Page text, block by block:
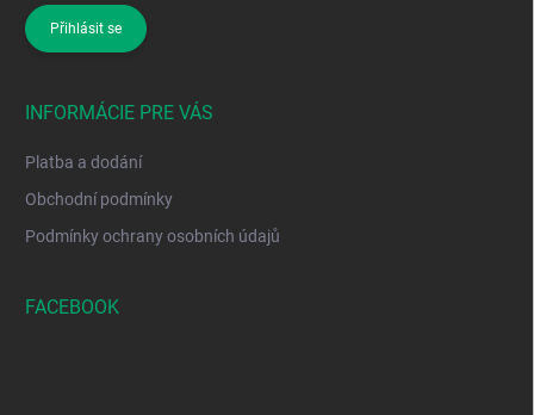
Přihlásit se
INFORMÁCIE PRE VÁS
Platba a dodání
Obchodní podmínky
Podmínky ochrany osobních údajů
FACEBOOK